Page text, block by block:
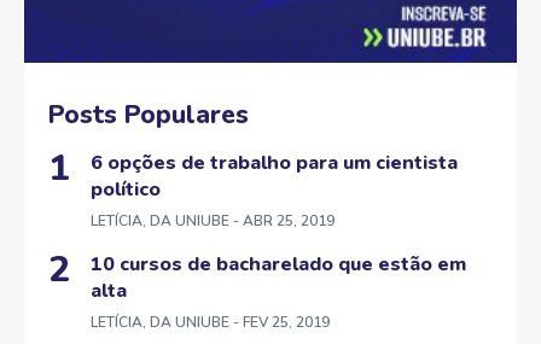
Posts Populares
6 opções de trabalho para um cientista
político
LETÍCIA, DA UNIUBE - ABR 25, 2019
10 cursos de bacharelado que estão em
alta
LETÍCIA, DA UNIUBE - FEV 25, 2019